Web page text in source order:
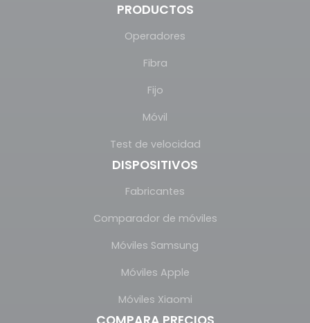
PRODUCTOS
Operadores
Fibra
Fijo
Móvil
Test de velocidad
DISPOSITIVOS
Fabricantes
Comparador de móviles
Móviles Samsung
Móviles Apple
Móviles Xiaomi